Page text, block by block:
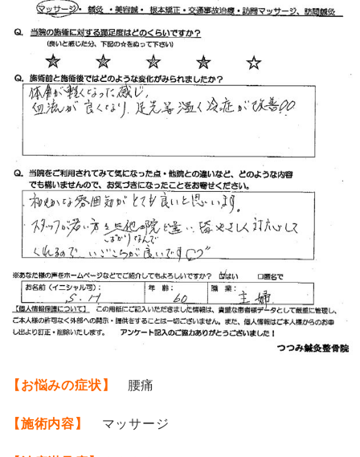
【お悩みの症状】 腰痛
【施術内容】 マッサージ